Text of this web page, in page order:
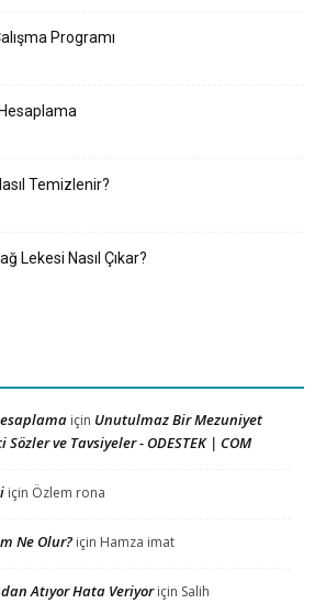
Programı
Temizlenir?
Lekesi Nasıl Çıkar?
için Unutulmaz Bir Mezuniyet
ve Tavsiyeler - ODESTEK | COM
için Özlem rona
Ne Olur? için Hamza imat
Atıyor Hata Veriyoriçin Salih